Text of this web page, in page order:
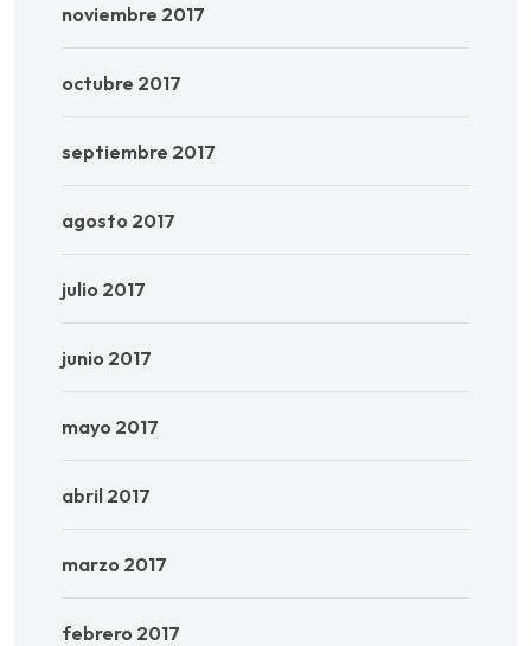
noviembre 2017
octubre 2017
septiembre 2017
agosto 2017
julio 2017
junio 2017
mayo 2017
abril 2017
marzo 2017
febrero 2017